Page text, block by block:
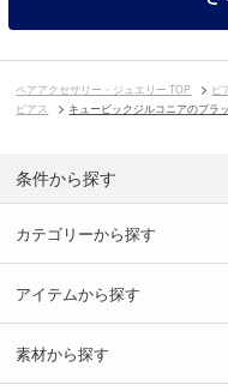
ペアアクセサリー・ジュエリー TOP ピ
ピアス
キュービックジルコニアのブラ
条件から探す
カテゴリーから探す
アイテムから探す
素材から探す